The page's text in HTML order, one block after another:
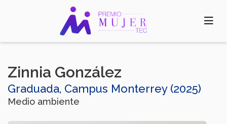
Zinnia González​
Graduada, Campus Monterrey (2025)
Medio ambiente​